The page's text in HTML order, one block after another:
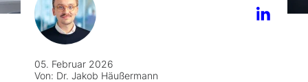
05. Februar 2026
Von: Dr. Jakob Häußermann